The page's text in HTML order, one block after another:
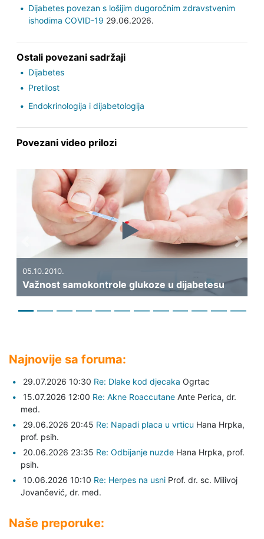
Dijabetes povezan s lošijim dugoročnim zdravstvenim
ishodima COVID-19 29.06.2026.
Ostali povezani sadržaji
Dijabetes
Pretilost
Endokrinologija i dijabetologija
Povezani video prilozi
05.10.2010.
Važnost samokontrole glukoze u dijabetesu
Previous Next
Najnovije sa foruma:
29.07.2026 10:30 Re: Dlake kod djecaka Ogrtac
15.07.2026 12:00 Re: Akne Roaccutane Ante Perica, dr.
med.
29.06.2026 20:45 Re: Napadi placa u vrticu Hana Hrpka,
prof. psih.
20.06.2026 23:35 Re: Odbijanje nuzde Hana Hrpka, prof.
psih.
10.06.2026 10:10 Re: Herpes na usni Prof. dr. sc. Milivoj
Jovančević, dr. med.
Naše preporuke: